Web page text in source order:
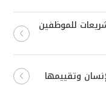
للموظفين
وتقييمها